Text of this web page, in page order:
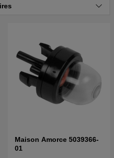
et la liste des pièces
et la liste des pièces
20004000000
et la liste des pièces
20004000001-Current
Maison Amorce 5039366-
01